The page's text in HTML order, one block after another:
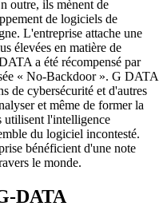
outre, ils mènent de
de logiciels de
L'entreprise attache une
élevées en matière de
a été récompensé par
« No-Backdoor ». G DATA
de cybersécurité et d'autres
et même de former la
utilisent l'intelligence
du logiciel incontesté.
bénéficient d'une note
le monde.
DATA